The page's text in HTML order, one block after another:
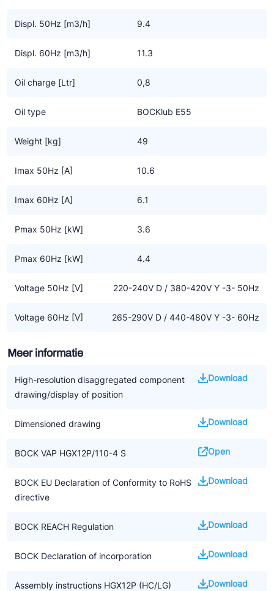
Displ. 50Hz [m3/h] 9.4
Displ. 60Hz [m3/h] 11.3
Oil charge [Ltr] 0,8
Oil type BOCKlub E55
Weight [kg] 49
Imax 50Hz [A] 10.6
Imax 60Hz [A] 6.1
Pmax 50Hz [kW] 3.6
Pmax 60Hz [kW] 4.4
Voltage 50Hz [V] 220-240V D / 380-420V Y -3- 50Hz
Voltage 60Hz [V] 265-290V D / 440-480V Y -3- 60Hz
Meer informatie
High-resolution disaggregated component
drawing/display of position
Download
Dimensioned drawing Download
BOCK VAP HGX12P/110-4 S Open
BOCK EU Declaration of Conformity to RoHS
directive
Download
BOCK REACH Regulation Download
BOCK Declaration of incorporation Download
Assembly instructions HGX12P (HC/LG) Download